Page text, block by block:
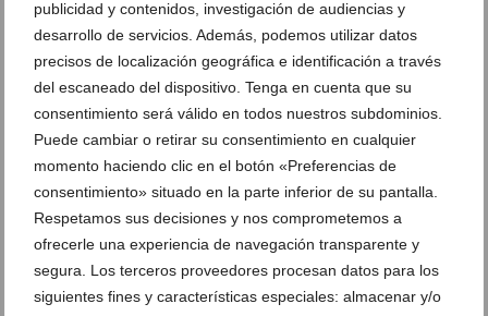
publicidad y contenidos, investigación de audiencias y
desarrollo de servicios. Además, podemos utilizar datos
precisos de localización geográfica e identificación a través
del escaneado del dispositivo. Tenga en cuenta que su
consentimiento será válido en todos nuestros subdominios.
Puede cambiar o retirar su consentimiento en cualquier
momento haciendo clic en el botón «Preferencias de
consentimiento» situado en la parte inferior de su pantalla.
Respetamos sus decisiones y nos comprometemos a
ofrecerle una experiencia de navegación transparente y
segura. Los terceros proveedores procesan datos para los
siguientes fines y características especiales: almacenar y/o
El contraste como clave del diseño de
El contraste como clave del diseño de
El contraste como clave del diseño de
El contraste como clave del diseño de
El contraste como clave del diseño de
El contraste como clave del diseño de